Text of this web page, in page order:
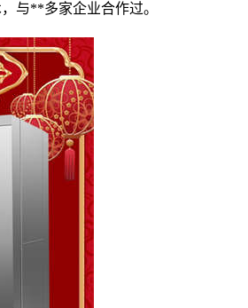
与**多家企业合作过。